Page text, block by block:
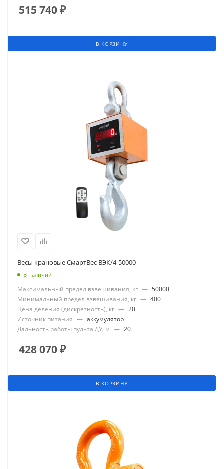
515 740₽
В КОРЗИНУ
Весы крановые СмартВес ВЭК/4-50000
В наличии
Максимальный предел взвешивания, кг — 50000
Минимальный предел взвешивания, кг — 400
Цена деления (дискретность), кг — 20
Источник питания — аккумулятор
Дальность работы пульта ДУ, м — 20
428 070₽
В КОРЗИНУ